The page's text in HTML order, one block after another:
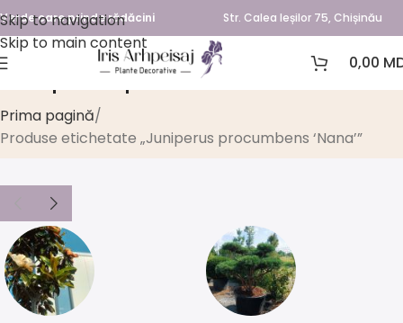
Skip to navigation
Skip to main content
Verde care prinde rădăcini Str. Calea Ieșilor 75, Chișinău
0,00
Juniperus procumbens ‘Nana’
Prima pagină
Produse etichetate „Juniperus procumbens ‘Nana’”